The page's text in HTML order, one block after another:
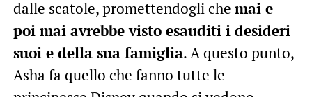
dalle scatole, promettendogli che mai e
poi mai avrebbe visto esauditi i desideri
suoi e della sua famiglia. A questo punto,
Asha fa quello che fanno tutte le